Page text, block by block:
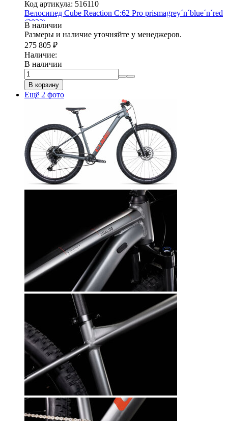
Код артикула: 516110
Велосипед Cube Reaction C:62 Pro prismagrey´n´blue´n´red
(2022)
В наличии
Размеры и наличие уточняйте у менеджеров.
275 805 ₽
Наличие:
В наличии
В корзину
Ещё 2 фото